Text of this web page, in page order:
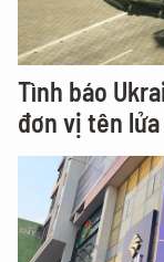
Tình báo
đơn vị tên